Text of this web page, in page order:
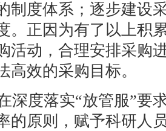
制度体系；逐步建设
。正因为有了以上积
活动，合理安排采购
高效的采购目标。
深度落实“放管服”要
的原则，赋予科研人